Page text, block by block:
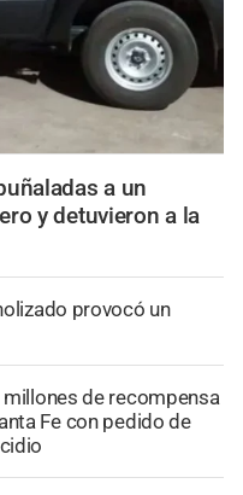
a un
y detuvieron a la
provocó un
de recompensa
Fe con pedido de